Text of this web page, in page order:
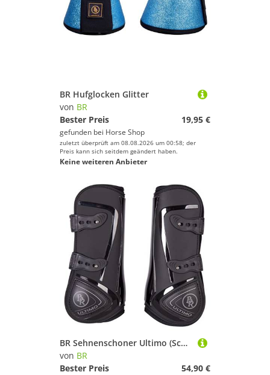
BR Hufglocken Glitter
von BR
Bester Preis
19,95 €
gefunden bei Horse Shop
zuletzt überprüft am 08.08.2026 um 00:58; der
Preis kann sich seitdem geändert haben.
Keine weiteren Anbieter
BR Sehnenschoner Ultimo (Schwarz, Full)
von BR
Bester Preis
54,90 €